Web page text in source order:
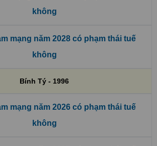
không
mạng năm 2028 có phạm thái tuế
không
Bính Tý - 1996
mạng năm 2026 có phạm thái tuế
không